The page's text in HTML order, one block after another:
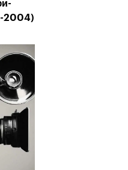
2004)